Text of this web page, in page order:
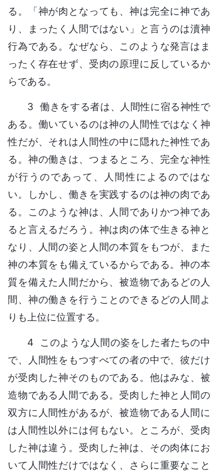
る。「神が肉となっても、神は完全に神であ
り、まったく人間ではない」と言うのは瀆神
行為である。なぜなら、このような発言はま
ったく存在せず、受肉の原理に反しているか
らである。
3 働きをする者は、人間性に宿る神性で
ある。働いているのは神の人間性ではなく神
性だが、それは人間性の中に隠れた神性であ
る。神の働きは、つまるところ、完全な神性
が行うのであって、人間性によるのではな
い。しかし、働きを実践するのは神の肉であ
る。このような神は、人間でありかつ神であ
ると言えるだろう。神は肉の体で生きる神と
なり、人間の姿と人間の本質をもつが、また
神の本質をも備えているからである。神の本
質を備えた人間だから、被造物であるどの人
間、神の働きを行うことのできるどの人間よ
りも上位に位置する。
4 このような人間の姿をした者たちの中
で、人間性をもつすべての者の中で、彼だけ
が受肉した神そのものである。他はみな、被
造物である人間である。受肉した神と人間の
双方に人間性があるが、被造物である人間に
は人間性以外には何もない。ところが、受肉
した神は違う。受肉した神は、その肉体にお
いて人間性だけではなく、さらに重要なこと